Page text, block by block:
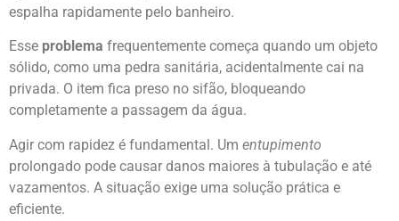
espalha rapidamente pelo banheiro.
Esse problema frequentemente começa quando um objeto
sólido, como uma pedra sanitária, acidentalmente cai na
privada. O item fica preso no sifão, bloqueando
completamente a passagem da água.
Agir com rapidez é fundamental. Um entupimento
prolongado pode causar danos maiores à tubulação e até
vazamentos. A situação exige uma solução prática e
eficiente.